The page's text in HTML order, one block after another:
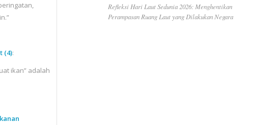
(4):
ikan” adalah
Refleksi Hari Laut Sedunia 2026: Menghentikan
Perampasan Ruang Laut yang Dilakukan Negara